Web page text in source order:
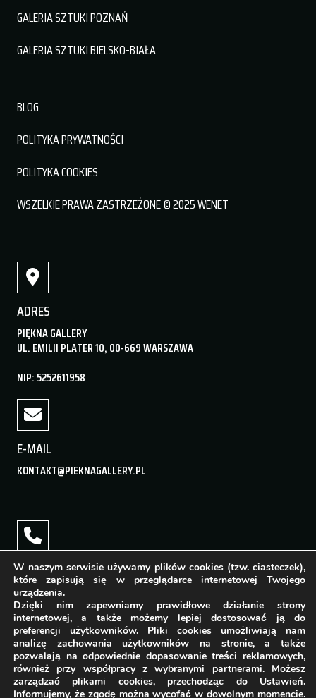
GALERIA SZTUKI POZNAŃ
GALERIA SZTUKI BIELSKO-BIAŁA
BLOG
POLITYKA PRYWATNOŚCI
POLITYKA COOKIES
WSZELKIE PRAWA ZASTRZEŻONE © 2025 WENET
ADRES
PIĘKNA GALLERY
UL. EMILII PLATER 10, 00-669 WARSZAWA
NIP: 5252611958
E-MAIL
KONTAKT@PIEKNAGALLERY.PL
TELEFON
+48 22 400 16 88
GODZINY OTWARCIA
PONIEDZIAŁEK - PIĄTEK: 11:00 - 19:00
W naszym serwisie używamy plików cookies (tzw. ciasteczek),
które zapisują się w przeglądarce internetowej Twojego
urządzenia.
Dzięki nim zapewniamy prawidłowe działanie strony
internetowej, a także możemy lepiej dostosować ją do
preferencji użytkowników. Pliki cookies umożliwiają nam
analizę zachowania użytkowników na stronie, a także
pozwalają na odpowiednie dopasowanie treści reklamowych,
również przy współpracy z wybranymi partnerami. Możesz
zarządzać plikami cookies, przechodząc do Ustawień.
Informujemy, że zgodę można wycofać w dowolnym momencie.